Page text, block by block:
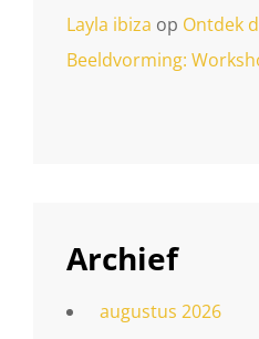
Layla ibiza op Ontdek
Beeldvorming:
Archief
augustus 2026